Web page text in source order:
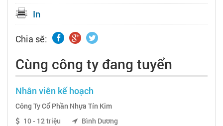
In
Chia sẽ:
Cùng công ty đang tuyển
Nhân viên kế hoạch
Công Ty Cổ Phần Nhựa Tín Kim
10 - 12 triệu
Bình Dương